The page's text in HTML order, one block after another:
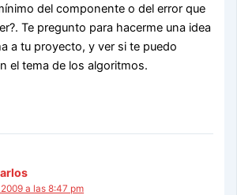
del componente o del error que
Te pregunto para hacerme una idea
a tu proyecto, y ver si te puedo
el tema de los algoritmos.
2009 a las 8:47 pm